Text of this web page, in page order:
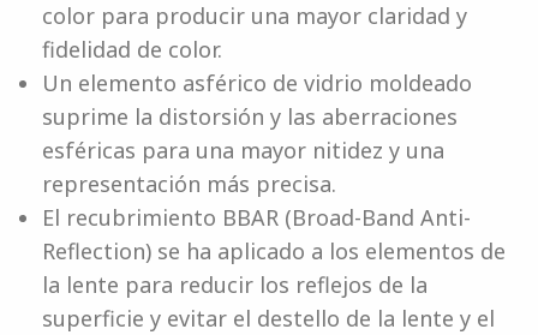
color para producir una mayor claridad y
fidelidad de color.
Un elemento asférico de vidrio moldeado
suprime la distorsión y las aberraciones
esféricas para una mayor nitidez y una
representación más precisa.
El recubrimiento BBAR (Broad-Band Anti-
Reflection) se ha aplicado a los elementos de
la lente para reducir los reflejos de la
superficie y evitar el destello de la lente y el